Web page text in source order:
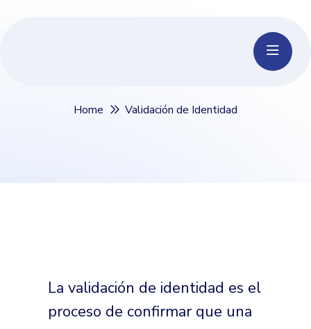
Validación de Identidad
Home Validación de Identidad
La validación de identidad es el
proceso de confirmar que una